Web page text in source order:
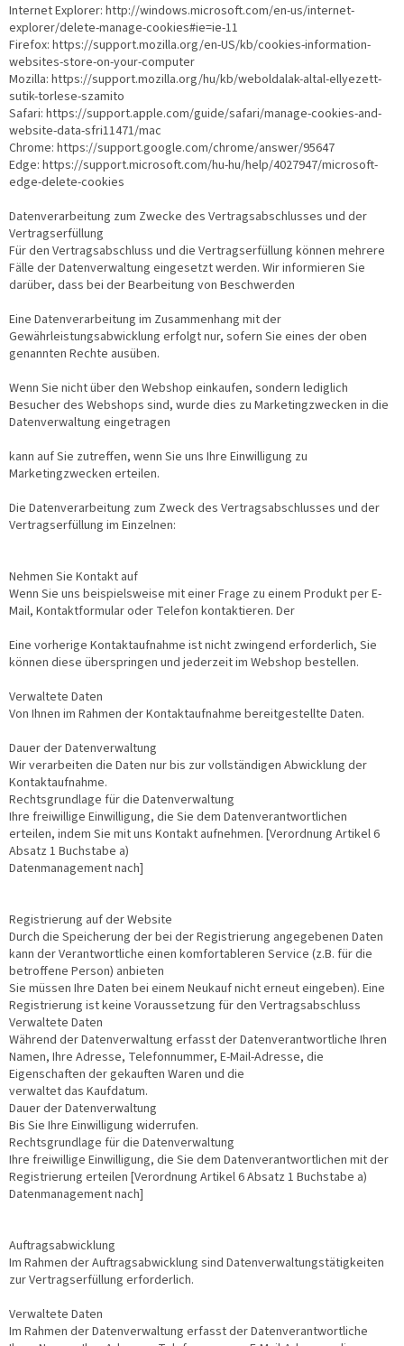
Internet Explorer: http://windows.microsoft.com/en-us/internet-
explorer/delete-manage-cookies#ie=ie-11
Firefox: https://support.mozilla.org/en-US/kb/cookies-information-
websites-store-on-your-computer
Mozilla: https://support.mozilla.org/hu/kb/weboldalak-altal-ellyezett-
sutik-torlese-szamito
Safari: https://support.apple.com/guide/safari/manage-cookies-and-
website-data-sfri11471/mac
Chrome: https://support.google.com/chrome/answer/95647
Edge: https://support.microsoft.com/hu-hu/help/4027947/microsoft-
edge-delete-cookies
Datenverarbeitung zum Zwecke des Vertragsabschlusses und der
Vertragserfüllung
Für den Vertragsabschluss und die Vertragserfüllung können mehrere
Fälle der Datenverwaltung eingesetzt werden. Wir informieren Sie
darüber, dass bei der Bearbeitung von Beschwerden
Eine Datenverarbeitung im Zusammenhang mit der
Gewährleistungsabwicklung erfolgt nur, sofern Sie eines der oben
genannten Rechte ausüben.
Wenn Sie nicht über den Webshop einkaufen, sondern lediglich
Besucher des Webshops sind, wurde dies zu Marketingzwecken in die
Datenverwaltung eingetragen
kann auf Sie zutreffen, wenn Sie uns Ihre Einwilligung zu
Marketingzwecken erteilen.
Die Datenverarbeitung zum Zweck des Vertragsabschlusses und der
Vertragserfüllung im Einzelnen:
Nehmen Sie Kontakt auf
Wenn Sie uns beispielsweise mit einer Frage zu einem Produkt per E-
Mail, Kontaktformular oder Telefon kontaktieren. Der
Eine vorherige Kontaktaufnahme ist nicht zwingend erforderlich, Sie
können diese überspringen und jederzeit im Webshop bestellen.
Verwaltete Daten
Von Ihnen im Rahmen der Kontaktaufnahme bereitgestellte Daten.
Dauer der Datenverwaltung
Wir verarbeiten die Daten nur bis zur vollständigen Abwicklung der
Kontaktaufnahme.
Rechtsgrundlage für die Datenverwaltung
Ihre freiwillige Einwilligung, die Sie dem Datenverantwortlichen
erteilen, indem Sie mit uns Kontakt aufnehmen. [Verordnung Artikel 6
Absatz 1 Buchstabe a)
Datenmanagement nach]
Registrierung auf der Website
Durch die Speicherung der bei der Registrierung angegebenen Daten
kann der Verantwortliche einen komfortableren Service (z.B. für die
betroffene Person) anbieten
Sie müssen Ihre Daten bei einem Neukauf nicht erneut eingeben). Eine
Registrierung ist keine Voraussetzung für den Vertragsabschluss
Verwaltete Daten
Während der Datenverwaltung erfasst der Datenverantwortliche Ihren
Namen, Ihre Adresse, Telefonnummer, E-Mail-Adresse, die
Eigenschaften der gekauften Waren und die
verwaltet das Kaufdatum.
Dauer der Datenverwaltung
Bis Sie Ihre Einwilligung widerrufen.
Rechtsgrundlage für die Datenverwaltung
Ihre freiwillige Einwilligung, die Sie dem Datenverantwortlichen mit der
Registrierung erteilen [Verordnung Artikel 6 Absatz 1 Buchstabe a)
Datenmanagement nach]
Auftragsabwicklung
Im Rahmen der Auftragsabwicklung sind Datenverwaltungstätigkeiten
zur Vertragserfüllung erforderlich.
Verwaltete Daten
Im Rahmen der Datenverwaltung erfasst der Datenverantwortliche